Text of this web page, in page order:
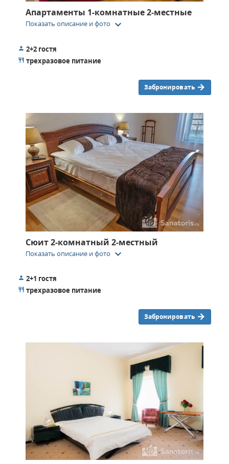
Апартаменты 1-комнатные 2-местные
Показать описание и фото keyboard_arrow_down
2+2 гостя
трехразовое питание
Забронировать
Сюит 2-комнатный 2-местный
Показать описание и фото keyboard_arrow_down
2+1 гостя
трехразовое питание
Забронировать